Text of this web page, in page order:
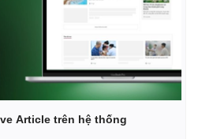
Article trên hệ thống